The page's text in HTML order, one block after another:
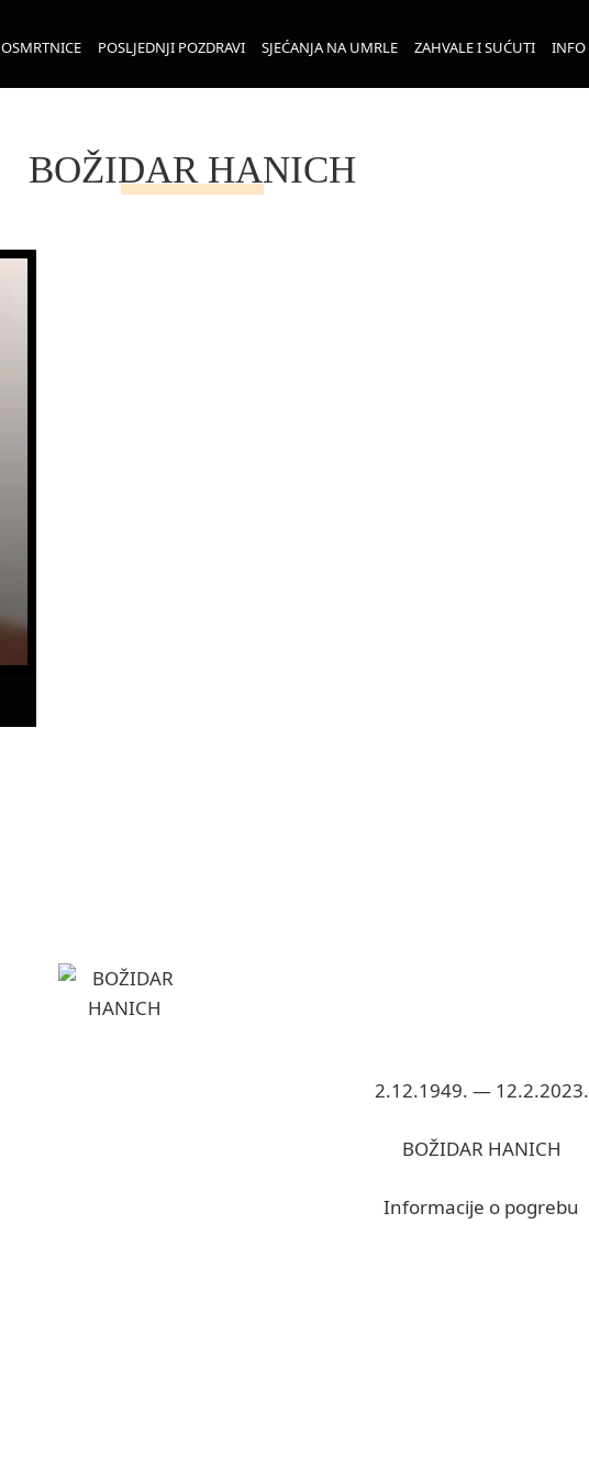
OSMRTNICE POSLJEDNJI POZDRAVI SJEĆANJA NA UMRLE ZAHVALE I SUĆUTI INFO
BOŽIDAR HANICH
2.12.1949. — 12.2.2023.
BOŽIDAR HANICH
Informacije o pogrebu